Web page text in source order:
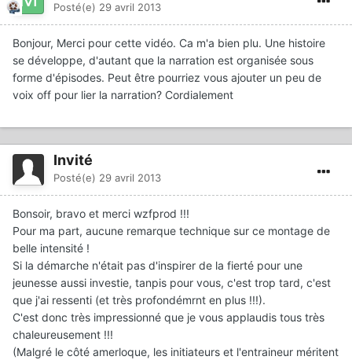
Posté(e) 29 avril 2013
Bonjour, Merci pour cette vidéo. Ca m'a bien plu. Une histoire
se développe, d'autant que la narration est organisée sous
forme d'épisodes. Peut être pourriez vous ajouter un peu de
voix off pour lier la narration? Cordialement
Invité
Posté(e) 29 avril 2013
Bonsoir, bravo et merci wzfprod !!!
Pour ma part, aucune remarque technique sur ce montage de
belle intensité !
Si la démarche n'était pas d'inspirer de la fierté pour une
jeunesse aussi investie, tanpis pour vous, c'est trop tard, c'est
que j'ai ressenti (et très profondémrnt en plus !!!).
C'est donc très impressionné que je vous applaudis tous très
chaleureusement !!!
(Malgré le côté amerloque, les initiateurs et l'entraineur méritent